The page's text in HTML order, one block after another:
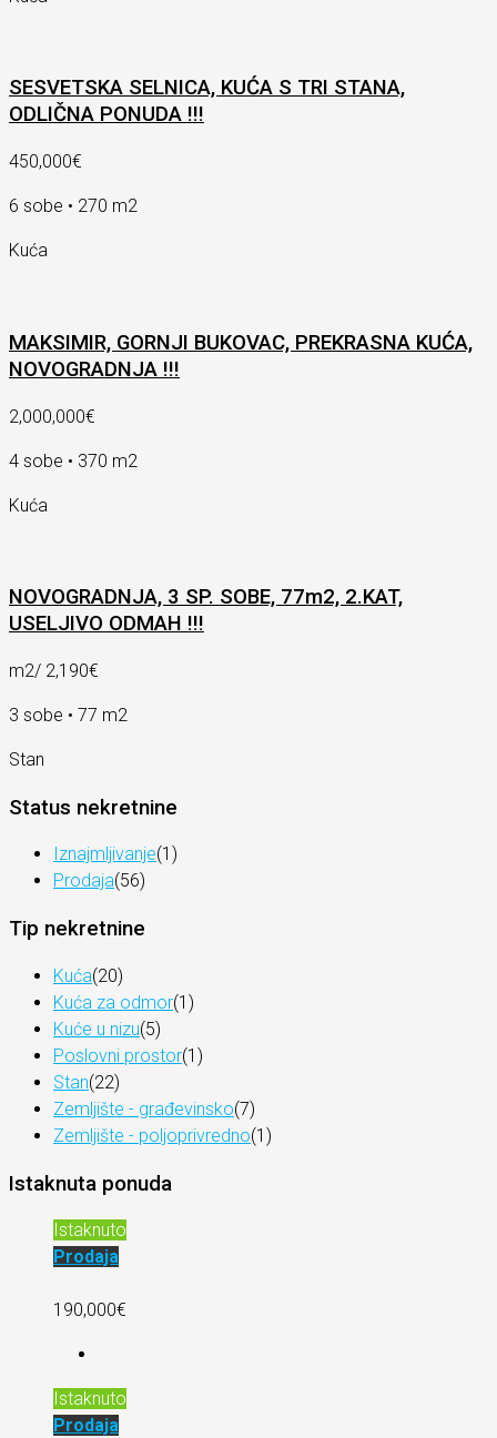
SESVETSKA SELNICA, KUĆA S TRI STANA,
ODLIČNA PONUDA !!!
450,000€
6 sobe • 270 m2
Kuća
MAKSIMIR, GORNJI BUKOVAC, PREKRASNA KUĆA,
NOVOGRADNJA !!!
2,000,000€
4 sobe • 370 m2
Kuća
NOVOGRADNJA, 3 SP. SOBE, 77m2, 2.KAT,
USELJIVO ODMAH !!!
m2/ 2,190€
3 sobe • 77 m2
Stan
Status nekretnine
Iznajmljivanje(1)
Prodaja(56)
Tip nekretnine
Kuća(20)
Kuća za odmor(1)
Kuće u nizu(5)
Poslovni prostor(1)
Stan(22)
Zemljište - građevinsko(7)
Zemljište - poljoprivredno(1)
Istaknuta ponuda
Istaknuto
Prodaja
190,000€
Istaknuto
Prodaja